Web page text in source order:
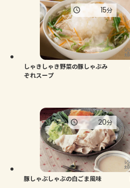
しゃきしゃき野菜の豚しゃぶみ
ぞれスープ
15分
豚しゃぶしゃぶの白ごま風味
20分